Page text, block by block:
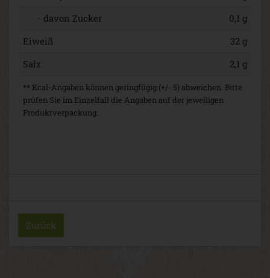
- davon Zucker
0,1 g
Eiweiß
32 g
Salz
2,1 g
** Kcal-Angaben können geringfügig (+/- 5) abweichen. Bitte
prüfen Sie im Einzelfall die Angaben auf der jeweiligen
Produktverpackung.
Zurück